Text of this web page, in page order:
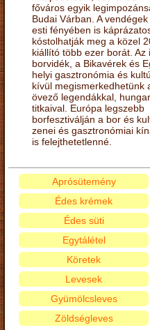
főváros egyik
Budai Várban. A
esti fényében is
kóstolhatják meg a közel
kiállító több ezer borát.
borvidék, a Bikavérek és
helyi gasztronómia és
kívül megismerkedhetünk
övező legendákkal,
titkaival. Európa legszebb
borfesztiválján a bor és
zenei és gasztronómiai
is felejthetetlenné.
Aprósütemény
Édes krémek
Édes süti
Egytálétel
Köretek
Levesek
Gyümölcsleves
Zöldségleves